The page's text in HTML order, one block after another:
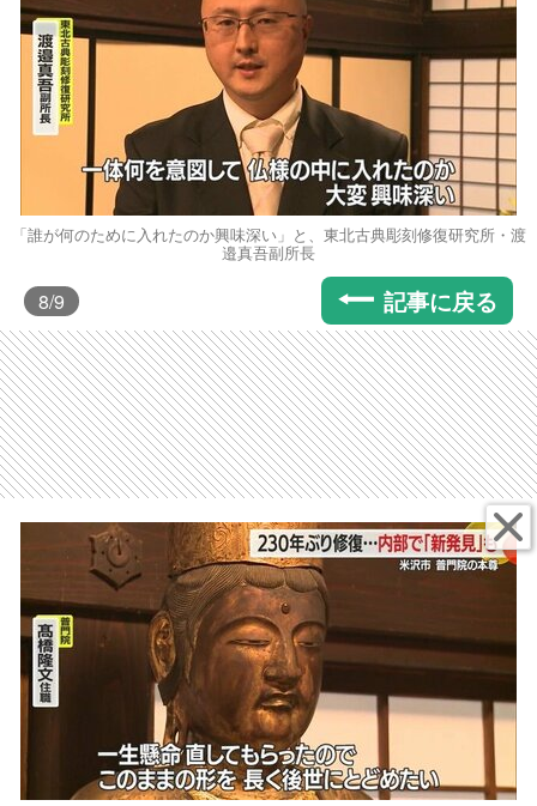
「誰が何のために入れたのか興味深い」と、東北古典彫刻修復研究所・渡
邉真吾副所長
8/9 記事に戻る